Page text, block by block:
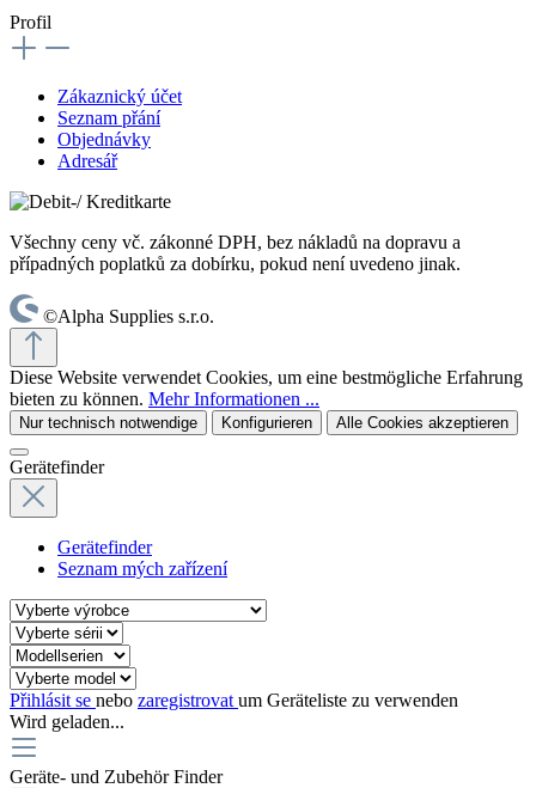
Profil
Zákaznický účet
Seznam přání
Objednávky
Adresář
Všechny ceny vč. zákonné DPH, bez nákladů na dopravu a
případných poplatků za dobírku, pokud není uvedeno jinak.
©Alpha Supplies s.r.o.
Diese Website verwendet Cookies, um eine bestmögliche Erfahrung
bieten zu können. Mehr Informationen ...
Nur technisch notwendige Konfigurieren Alle Cookies akzeptieren
Gerätefinder
Gerätefinder
Seznam mých zařízení
Přihlásit se nebo zaregistrovat um Geräteliste zu verwenden
Wird geladen...
Geräte- und Zubehör Finder